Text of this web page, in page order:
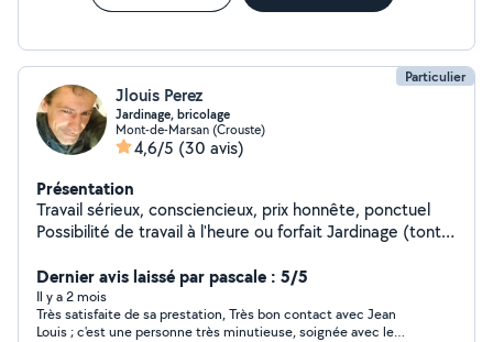
Particulier
Jlouis Perez
Jardinage, bricolage
Mont-de-Marsan (Crouste)
4,6/5 (30 avis)
Présentation
Travail sérieux, consciencieux, prix honnête, ponctuel
Possibilité de travail à l'heure ou forfait Jardinage (tonte,
N'hésitez pas à me contacter Matériel fourni
Dernier avis laissé par pascale : 5/5
Il y a 2 mois
Très satisfaite de sa prestation, Très bon contact avec Jean
Louis ; c'est une personne très minutieuse, soignée avec le